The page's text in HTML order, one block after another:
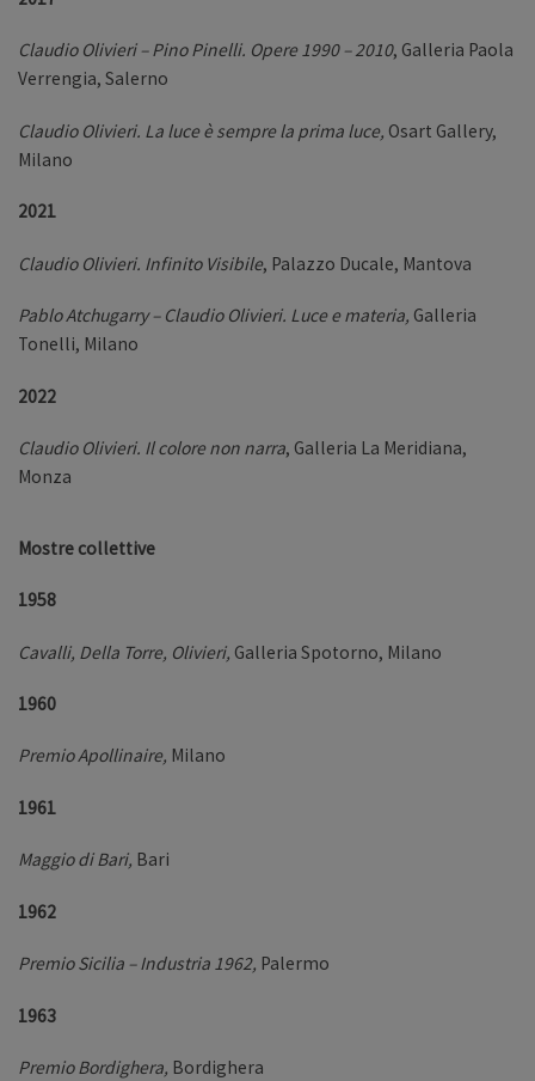
Claudio Olivieri – Pino Pinelli. Opere 1990 – 2010, Galleria Paola
Verrengia, Salerno
Claudio Olivieri. La luce è sempre la prima luce, Osart Gallery,
Milano
2021
Claudio Olivieri. Infinito Visibile, Palazzo Ducale, Mantova
Pablo Atchugarry – Claudio Olivieri. Luce e materia, Galleria
Tonelli, Milano
2022
Claudio Olivieri. Il colore non narra, Galleria La Meridiana,
Monza
Mostre collettive
1958
Cavalli, Della Torre, Olivieri, Galleria Spotorno, Milano
1960
Premio Apollinaire, Milano
1961
Maggio di Bari, Bari
1962
Premio Sicilia – Industria 1962, Palermo
1963
Premio Bordighera, Bordighera